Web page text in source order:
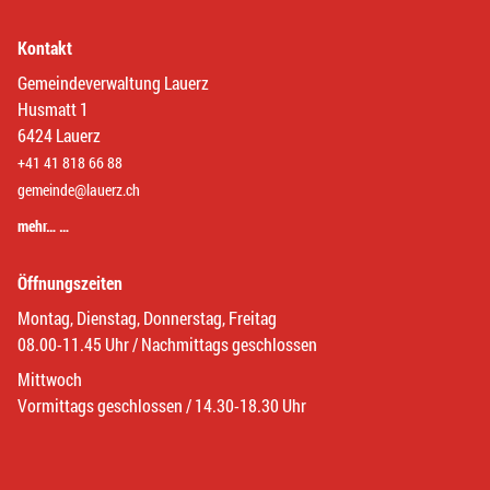
Kontakt
Gemeindeverwaltung Lauerz
Husmatt 1
6424 Lauerz
+41 41 818 66 88
gemeinde@lauerz.ch
mehr… …
Öffnungszeiten
Montag, Dienstag, Donnerstag, Freitag
08.00-11.45 Uhr / Nachmittags geschlossen
Mittwoch
Vormittags geschlossen / 14.30-18.30 Uhr